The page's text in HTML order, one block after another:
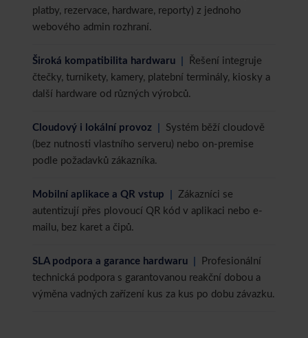
platby, rezervace, hardware, reporty) z jednoho
webového admin rozhraní.
Široká kompatibilita hardwaru
Řešení integruje
čtečky, turnikety, kamery, platební terminály, kiosky a
další hardware od různých výrobců.
Cloudový i lokální provoz
Systém běží cloudově
(bez nutnosti vlastního serveru) nebo on-premise
podle požadavků zákazníka.
Mobilní aplikace a QR vstup
Zákazníci se
autentizují přes plovoucí QR kód v aplikaci nebo e-
mailu, bez karet a čipů.
SLA podpora a garance hardwaru
Profesionální
technická podpora s garantovanou reakční dobou a
výměna vadných zařízení kus za kus po dobu závazku.